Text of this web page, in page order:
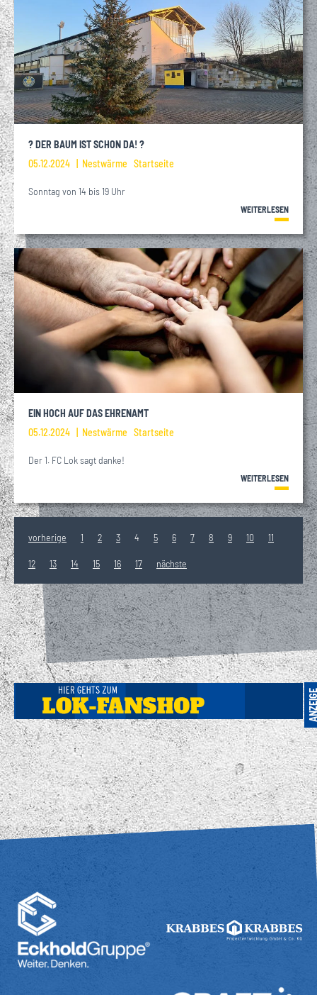
? DER BAUM IST SCHON DA! ?
05.12.2024
Nestwärme Startseite
Sonntag von 14 bis 19 Uhr
WEITERLESEN
EIN HOCH AUF DAS EHRENAMT
05.12.2024
Nestwärme Startseite
Der 1. FC Lok sagt danke!
WEITERLESEN
vorherige 1 2 3 4 5 6 7 8 9 10 11
12 13 14 15 16 17 nächste